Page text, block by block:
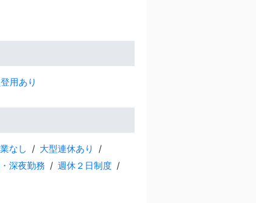
用あり
なし
大型連休あり
深夜勤務
週休２日制度